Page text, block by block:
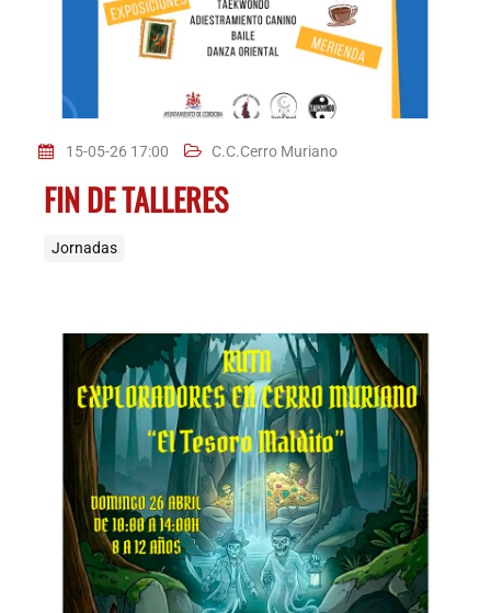
15-05-26 17:00 C.C.Cerro Muriano
FIN DE TALLERES
Jornadas